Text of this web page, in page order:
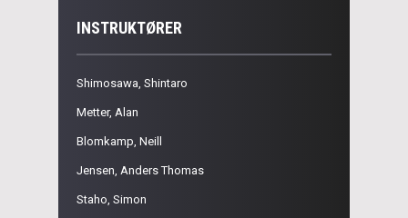
INSTRUKTØRER
Shimosawa, Shintaro
Metter, Alan
Blomkamp, Neill
Jensen, Anders Thomas
Staho, Simon